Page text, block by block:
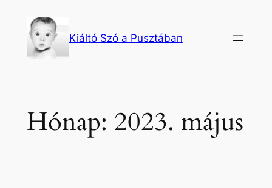
tartalomhoz
Kiáltó Szó a Pusztában
Hónap: 2023. május